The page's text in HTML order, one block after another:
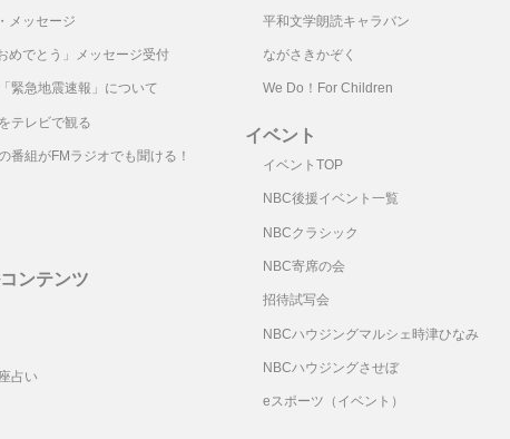
メッセージ
めでとう」メッセージ受付
緊急地震速報」について
テレビで観る
番組がFMラジオでも聞ける！
ンテンツ
占い
平和文学朗読キャラバン
ながさきかぞく
We Do！For Children
イベント
イベントTOP
NBC後援イベント一覧
NBCクラシック
NBC寄席の会
招待試写会
NBCハウジングマルシェ時津ひなみ
NBCハウジングさせぼ
eスポーツ（イベント）